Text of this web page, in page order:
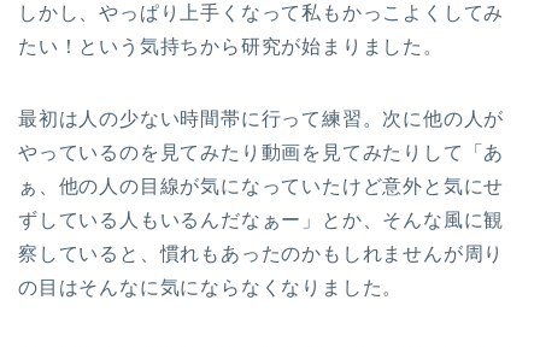
しかし、やっぱり上手くなって私もかっこよくしてみ
たい！という気持ちから研究が始まりました。
最初は人の少ない時間帯に行って練習。次に他の人が
やっているのを見てみたり動画を見てみたりして「あ
ぁ、他の人の目線が気になっていたけど意外と気にせ
ずしている人もいるんだなぁー」とか、そんな風に観
察していると、慣れもあったのかもしれませんが周り
の目はそんなに気にならなくなりました。